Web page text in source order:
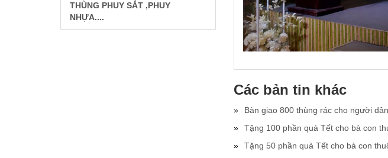
Các bản tin khác
Bàn giao 800 thùng rác cho người
Tặng 100 phần quà Tết cho bà con
Tặng 50 phần quà Tết cho bà con
THÙNG PHUY SẮT ,PHUY
NHỰA....